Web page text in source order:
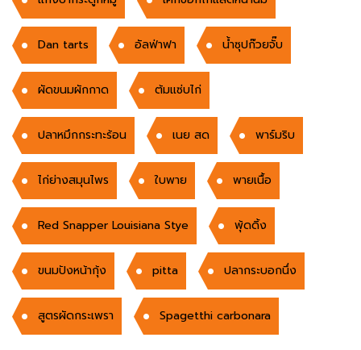
Dan tarts อัลฟ่าฟา น้ำซุปก๊วยจั๊บ
ผัดขนมผักกาด ต้มแซ่บไก่
ปลาหมึกกระทะร้อน เนย สด พาร์มริบ
ไก่ย่างสมุนไพร ใบพาย พายเนื้อ
Red Snapper Louisiana Stye พุ้ดดิ้ง
ขนมปังหน้ากุ้ง pitta ปลากระบอกนึ่ง
สูตรผัดกระเพรา Spagetthi carbonara